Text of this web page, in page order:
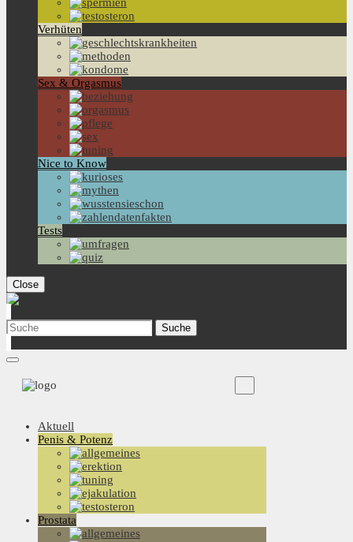
Verhüten
Sex & Orgasmus
Nice to Know
Tests
Close
Aktuell
Penis & Potenz
Prostata